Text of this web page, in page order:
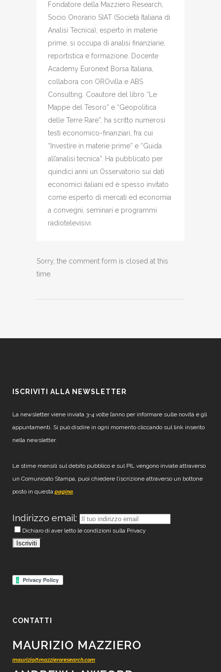
Fondatore della Mazziero Research,
Socio Onorario SIAT (Società Italiana di
Analisi Tecnica), esperto in materie
prime, si occupa di analisi finanziarie,
reportistica e formazione. Docente
Academy Euronext Borsa Italiana,
collabora con OROvilla e ABS
Consulting. Coautore del libro “Le
Mappe del Tesoro” e “Geopolitica
delle Terre Rare”, ha scritto numerosi
testi economico-finanziari, fra cui
“Investire in materie prime” e “Guida
all’analisi tecnica”. Ha pubblicato per
quindici anni un Osservatorio sui dati
economici italiani ed è spesso invitato
come esperto di mercati ed economia
a convegni, seminari e programmi
radiotelevisivi.
Sorry, the comment form is closed at this
time.
ISCRIVITI ALLA NEWSLETTER
La newsletter viene inviata 3-4 volte l’anno per informare sulle novità e gli
appuntamenti. Si può disdire in ogni momento cliccando sul link inserito
nella newsletter.
Le stime mensili sul debito pubblico e sul PIL vengono inviate attraverso
un Comunicato Stampa, puoi chiedere l’iscrizione attraverso un bottone
posto in questa pagina.
Indirizzo email:
Dichiaro di aver letto le condizioni sulla Privacy
CONTATTI
MAURIZIO MAZZIERO
maurizio@mazzieroresearch.com